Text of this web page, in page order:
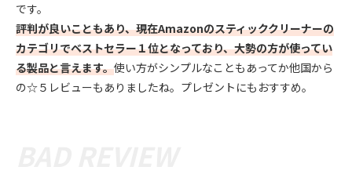
です。
評判が良いこともあり、現在Amazonのスティッククリーナーの
カテゴリでベストセラー１位となっており、大勢の方が使ってい
る製品と言えます。使い方がシンプルなこともあってか他国から
の☆５レビューもありましたね。プレゼントにもおすすめ。